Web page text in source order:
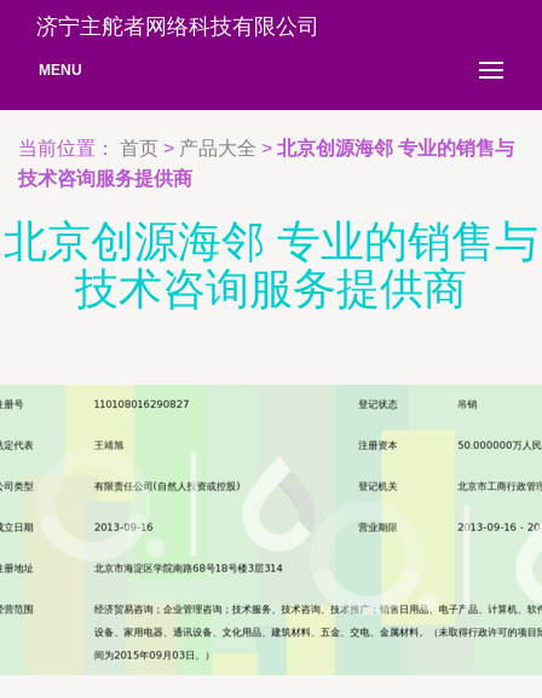
济宁主舵者网络科技有限公司
MENU
当前位置： 首页 > 产品大全 > 北京创源海邻 专业的销售与
技术咨询服务提供商
北京创源海邻 专业的销售与
技术咨询服务提供商